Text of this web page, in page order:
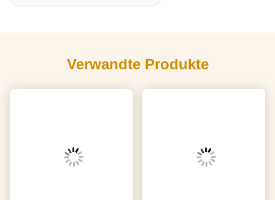
Verwandte Produkte